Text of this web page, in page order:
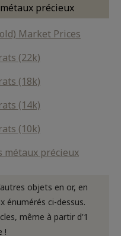
précieux
Market Prices
(22k)
(18k)
(14k)
(10k)
métaux précieux
objets en or, en
énumérés ci-dessus.
même à partir d'1
!